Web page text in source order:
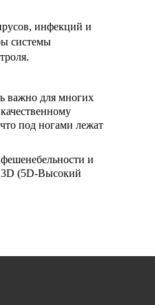
инфекций и
системы
важно для многих
под ногами лежат
и
3D (5D-Высокий